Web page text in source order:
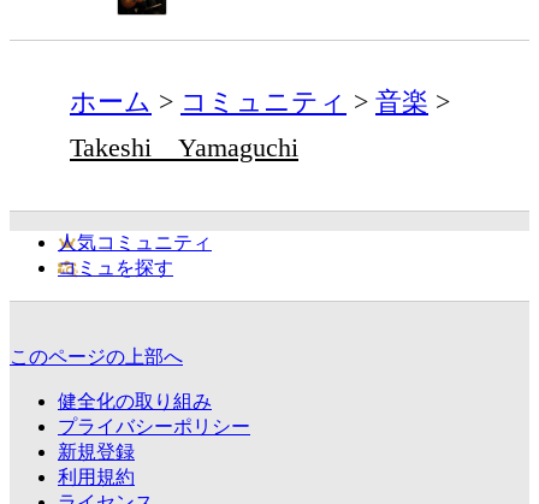
ホーム コミュニティ
音楽
Takeshi Yamaguchi
人気コミュニティ
コミュを探す
このページの上部へ
健全化の取り組み
プライバシーポリシー
新規登録
利用規約